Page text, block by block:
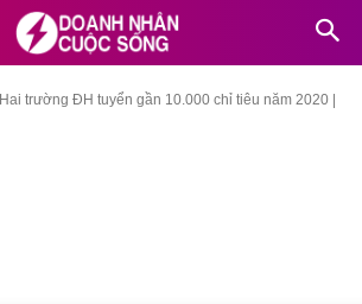
Hai trường ĐH tuyển gần 10.000 chỉ tiêu năm 2020 |